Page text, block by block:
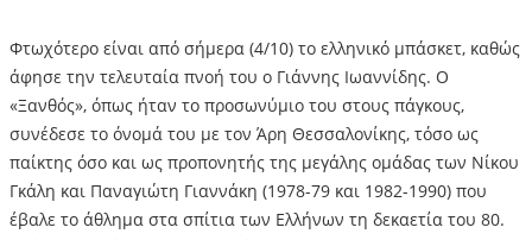
Φτωχότερο είναι από σήμερα (4/10) το ελληνικό μπάσκετ, καθώς
άφησε την τελευταία πνοή του ο Γιάννης Ιωαννίδης. Ο
«Ξανθός», όπως ήταν το προσωνύμιο του στους πάγκους,
συνέδεσε το όνομά του με τον Άρη Θεσσαλονίκης, τόσο ως
παίκτης όσο και ως προπονητής της μεγάλης ομάδας των Νίκου
Γκάλη και Παναγιώτη Γιαννάκη (1978-79 και 1982-1990) που
έβαλε το άθλημα στα σπίτια των Ελλήνων τη δεκαετία του 80.